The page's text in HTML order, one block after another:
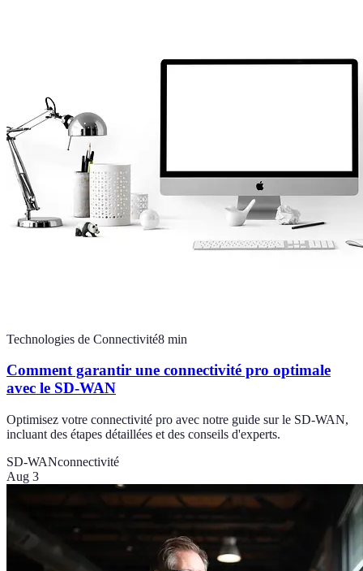
Technologies de Connectivité8 min
Comment garantir une connectivité pro optimale
avec le SD-WAN
Optimisez votre connectivité pro avec notre guide sur le SD-WAN,
incluant des étapes détaillées et des conseils d'experts.
SD-WANconnectivité
Aug 3